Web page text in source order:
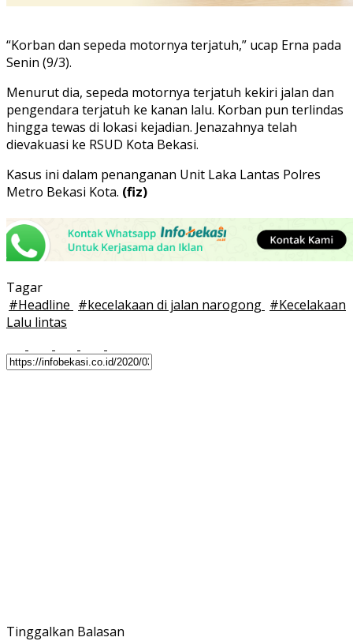
“Korban dan sepeda motornya terjatuh,” ucap Erna pada
Senin (9/3).
Menurut dia, sepeda motornya terjatuh kekiri jalan dan
pengendara terjatuh ke kanan lalu. Korban pun terlindas
hingga tewas di lokasi kejadian. Jenazahnya telah
dievakuasi ke RSUD Kota Bekasi.
Kasus ini dalam penanganan Unit Laka Lantas Polres
Metro Bekasi Kota. (fiz)
Tagar
#Headline #kecelakaan di jalan narogong #Kecelakaan
Lalu lintas
Tinggalkan Balasan